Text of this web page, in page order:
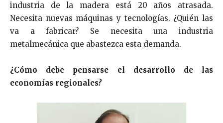
industria de la madera está 20 años atrasada.
Necesita nuevas máquinas y tecnologías. ¿Quién las
va a fabricar? Se necesita una industria
metalmecánica que abastezca esta demanda.
¿Cómo debe pensarse el desarrollo de las
economías regionales?